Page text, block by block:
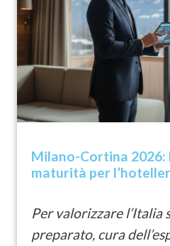
Milano-Cortina 2026:
maturità per
Per valorizzare l’Italia
preparato, cura